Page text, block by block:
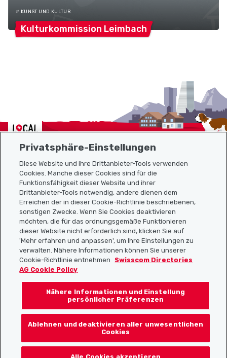
# KUNST UND KULTUR
Kulturkommission Leimbach
Localcities
Sitemap
Nützliche Links
Localcities App herunterladen
Folgt uns auf:
Privatsphäre-Einstellungen
Diese Website und ihre Drittanbieter-Tools verwenden
Cookies. Manche dieser Cookies sind für die
Funktionsfähigkeit dieser Website und ihrer
Drittanbieter-Tools notwendig, andere dienen dem
Erreichen der in dieser Cookie-Richtlinie beschriebenen,
sonstigen Zwecke. Wenn Sie Cookies deaktivieren
möchten, die für das ordnungsgemäße Funktionieren
dieser Website nicht erforderlich sind, klicken Sie auf
'Mehr erfahren und anpassen', um Ihre Einstellungen zu
verwalten. Nähere Informationen können Sie unserer
Cookie-Richtlinie entnehmen
Swisscom Directories
AG Cookie Policy
Nähere Informationen und Einstellung
persönlicher Präferenzen
Ablehnen und deaktivieren aller unwesentlichen
Cookies